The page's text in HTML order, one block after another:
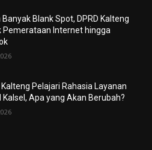
Banyak Blank Spot, DPRD Kalteng
Pemerataan Internet hingga
Kalteng Pelajari Rahasia Layanan
Kalsel, Apa yang Akan Berubah?